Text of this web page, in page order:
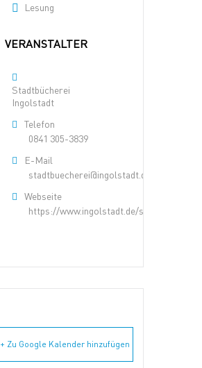
Lesung
VERANSTALTER
Stadtbücherei
Ingolstadt
Telefon
0841 305-3839
E-Mail
stadtbuecherei@ingolstadt.de
Webseite
https://www.ingolstadt.de/stadtbuecherei
+ Zu Google Kalender hinzufügen